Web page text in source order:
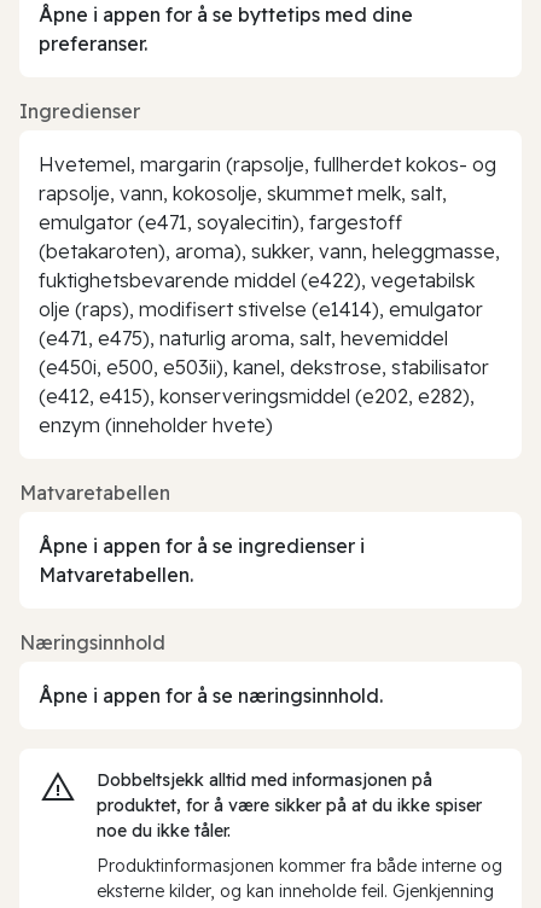
Åpne i appen for å se byttetips med dine
preferanser.
Ingredienser
Hvetemel, margarin (rapsolje, fullherdet kokos- og
rapsolje, vann, kokosolje, skummet melk, salt,
emulgator (e471, soyalecitin), fargestoff
(betakaroten), aroma), sukker, vann, heleggmasse,
fuktighetsbevarende middel (e422), vegetabilsk
olje (raps), modifisert stivelse (e1414), emulgator
(e471, e475), naturlig aroma, salt, hevemiddel
(e450i, e500, e503ii), kanel, dekstrose, stabilisator
(e412, e415), konserveringsmiddel (e202, e282),
enzym (inneholder hvete)
Matvaretabellen
Åpne i appen for å se ingredienser i
Matvaretabellen.
Næringsinnhold
Åpne i appen for å se næringsinnhold.
Dobbeltsjekk alltid med informasjonen på
produktet, for å være sikker på at du ikke spiser
noe du ikke tåler.
Produktinformasjonen kommer fra både interne og
eksterne kilder, og kan inneholde feil. Gjenkjenning